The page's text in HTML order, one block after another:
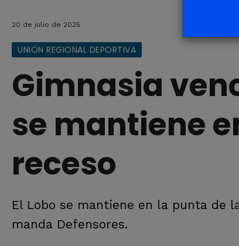
20 de julio de 2025
UNIÓN REGIONAL DEPORTIVA
Gimnasia
se mantiene
receso
El Lobo se mantiene en la punta de
manda Defensores.